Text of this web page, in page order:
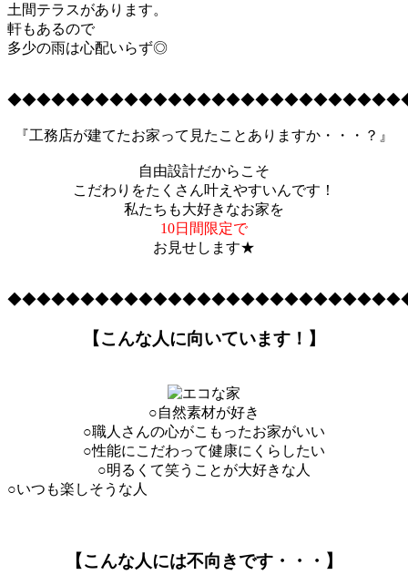
土間テラスがあります。
軒もあるので
多少の雨は心配いらず◎
『工務店が建てたお家って見たことありますか・・・？』
自由設計だからこそ
こだわりをたくさん叶えやすいんです！
私たちも大好きなお家を
10日間限定で
お見せします★
【こんな人に向いています！】
○自然素材が好き
○職人さんの心がこもったお家がいい
○性能にこだわって健康にくらしたい
○明るくて笑うことが大好きな人
○いつも楽しそうな人
【こんな人には不向きです・・・】